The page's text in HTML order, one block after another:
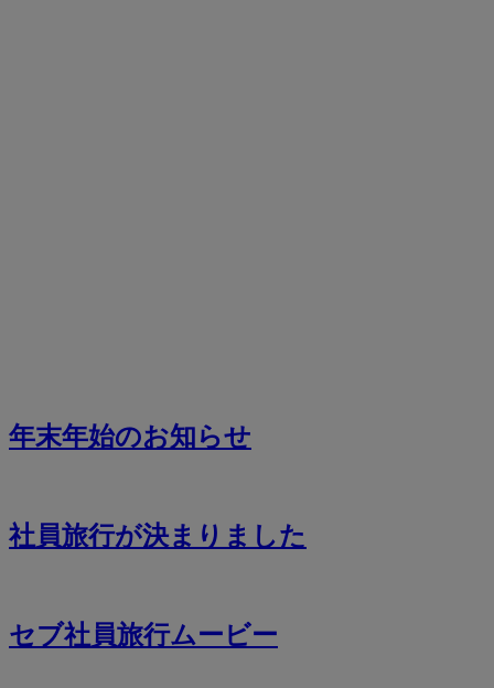
年末年始のお知らせ
社員旅行が決まりました
セブ社員旅行ムービー